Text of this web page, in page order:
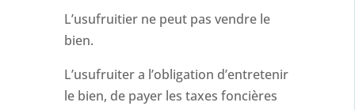
L’usufruitier ne peut pas vendre le
bien.
L’usufruiter a l’obligation d’entretenir
le bien, de payer les taxes foncières